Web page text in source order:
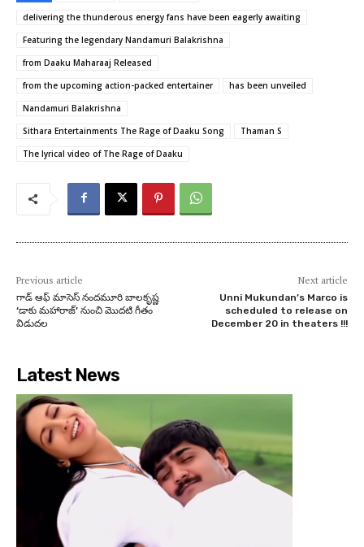
delivering the thunderous energy fans have been eagerly awaiting
Featuring the legendary Nandamuri Balakrishna
from Daaku Maharaaj Released
from the upcoming action-packed entertainer
has been unveiled
Nandamuri Balakrishna
Sithara Entertainments The Rage of Daaku Song
Thaman S
The lyrical video of The Rage of Daaku
Previous article
గాడ్ ఆఫ్ మాసెస్ నందమూరి బాలకృష్ణ
‘డాకు మహారాజ్’ నుంచి మొదటి గీతం
విడుదల
Next article
Unni Mukundan’s Marco is
scheduled to release on
December 20 in theaters !!!
Latest News